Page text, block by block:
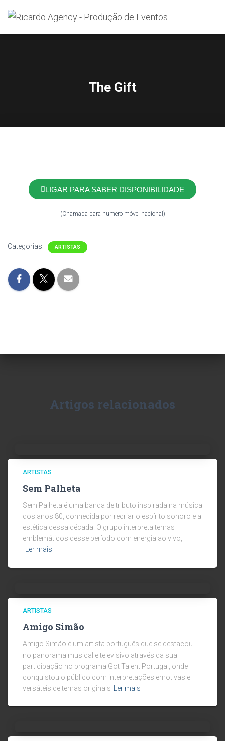
for:
The Gift
LIGAR PARA SABER DISPONIBILIDADE
(Chamada para numero móvel nacional)
Categorias: ARTISTAS
Artigos relacionados
ARTISTAS
Sem Palheta
Sem Palheta é uma banda de tributo inspirada na música
dos anos 80, conhecida por recriar o espírito sonoro e a
estética dessa década. O grupo interpreta temas
emblemáticos desse período com energia ao vivo,
Ler mais
ARTISTAS
Amigo Simão
Amigo Simão é um artista português que se destacou
no panorama musical e televisivo através da sua
participação no programa Got Talent Portugal, onde
conquistou o público com interpretações emotivas e
versáteis de temas originais
Ler mais